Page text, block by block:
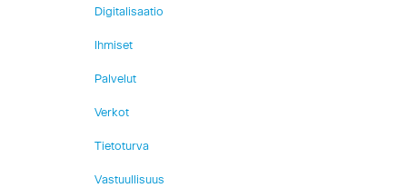
Digitalisaatio
Ihmiset
Palvelut
Verkot
Tietoturva
Vastuullisuus